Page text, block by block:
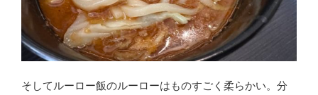
そしてルーロー飯のルーローはものすごく柔らかい。分